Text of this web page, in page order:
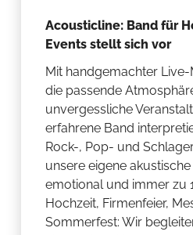
Acousticline: Band für
Events stellt sich vor
Mit handgemachter
die passende
unvergessliche
erfahrene Band
Rock-, Pop- und
unsere eigene
emotional und immer zu
Hochzeit, Firmenfeier,
Sommerfest: Wir